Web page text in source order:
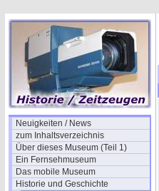
Neuigkeiten / News
zum Inhaltsverzeichnis
Über dieses Museum (Teil 1)
Ein Fernsehmuseum
Das mobile Museum
Historie und Geschichte